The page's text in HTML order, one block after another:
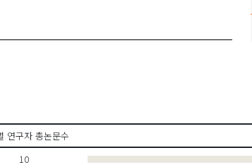
공동연구
연구자 총논문수
10